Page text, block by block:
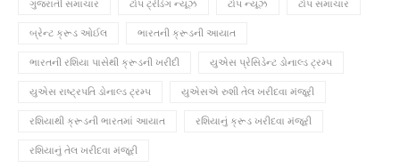
ગુજરાતી સમાચાર ટોપ ટ્રેડિંગ ન્યૂઝ ટોપ ન્યૂઝ ટોપ સમાચાર
બ્રેન્ટ ક્રૂડ ઓઈલ ભારતની ક્રૂડની આયાત
ભારતની રશિયા પાસેથી ક્રૂડની ખરીદી યુએસ પ્રેસિડેન્ટ ડોનાલ્ડ ટ્રમ્પ
યુએસ રાષ્ટ્રપતિ ડોનાલ્ડ ટ્રમ્પ યુએસએ રુશી તેલ ખરીદવા મંજૂરી
રશિયાથી ક્રૂડની ભારતમાં આયાત રશિયાનું ક્રૂડ ખરીદવા મંજૂરી
રશિયાનું તેલ ખરીદવા મંજૂરી